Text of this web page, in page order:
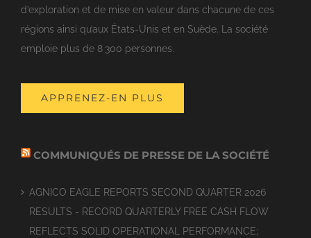
d’exploration et de mise en valeur dans chacune de ces
régions ainsi qu’aux États-Unis et en Suède. La société
emploie plus de 8 300 personnes.
APPRENEZ-EN PLUS
COMMUNIQUÉS DE PRESSE DE LA SOCIÉTÉ
AGNICO EAGLE REPORTS SECOND QUARTER 2026
RESULTS - RECORD QUARTERLY FREE CASH FLOW
REFLECTS SOLID OPERATIONAL PERFORMANCE;